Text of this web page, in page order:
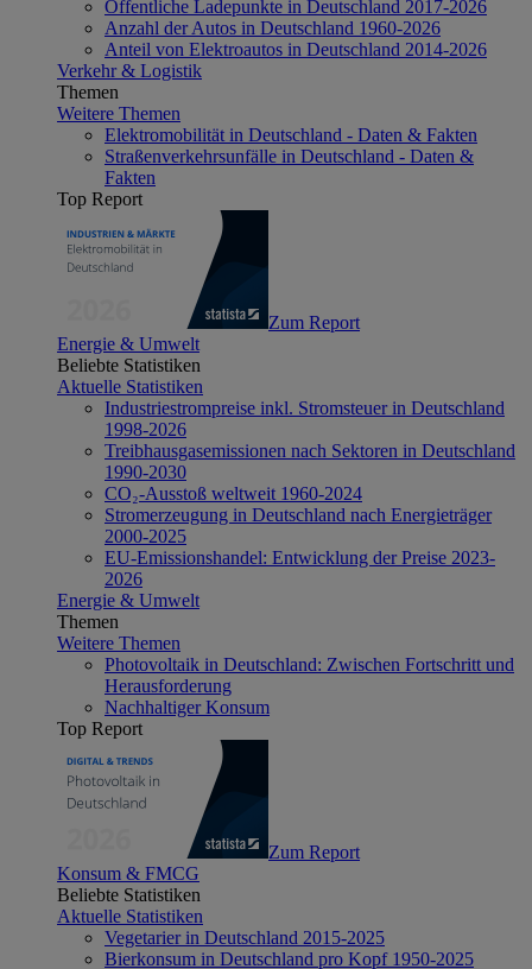
Öffentliche Ladepunkte in Deutschland 2017-2026
Anzahl der Autos in Deutschland 1960-2026
Anteil von Elektroautos in Deutschland 2014-2026
Verkehr & Logistik
Themen
Weitere Themen
Elektromobilität in Deutschland - Daten & Fakten
Straßenverkehrsunfälle in Deutschland - Daten &
Fakten
Top Report
Zum Report
Energie & Umwelt
Beliebte Statistiken
Aktuelle Statistiken
Industriestrompreise inkl. Stromsteuer in Deutschland
1998-2026
Treibhausgasemissionen nach Sektoren in Deutschland
1990-2030
CO₂-Ausstoß weltweit 1960-2024
Stromerzeugung in Deutschland nach Energieträger
2000-2025
EU-Emissionshandel: Entwicklung der Preise 2023-
2026
Energie & Umwelt
Themen
Weitere Themen
Photovoltaik in Deutschland: Zwischen Fortschritt und
Herausforderung
Nachhaltiger Konsum
Top Report
Zum Report
Konsum & FMCG
Beliebte Statistiken
Aktuelle Statistiken
Vegetarier in Deutschland 2015-2025
Bierkonsum in Deutschland pro Kopf 1950-2025